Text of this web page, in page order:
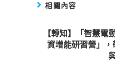
相關內容
【轉知】「智慧電
資增能研習營」